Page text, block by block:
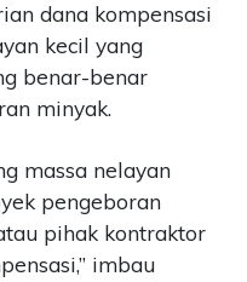
dana kompensasi
kecil yang
benar-benar
minyak.
massa nelayan
pengeboran
pihak kontraktor
imbau